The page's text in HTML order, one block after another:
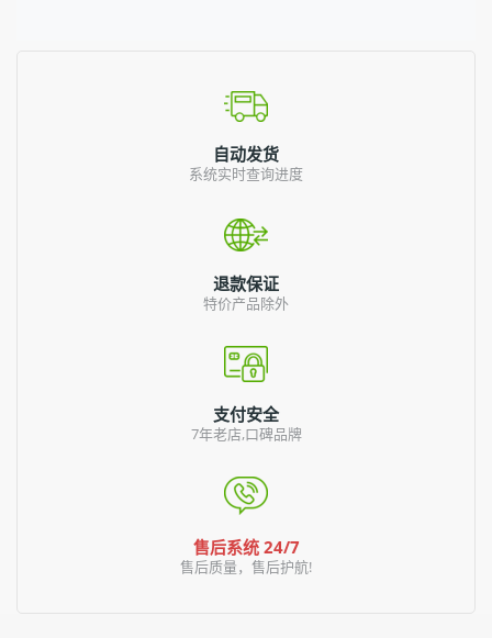
自动发货
系统实时查询进度
退款保证
特价产品除外
支付安全
7年老店,口碑品牌
售后系统 24/7
售后质量，售后护航!